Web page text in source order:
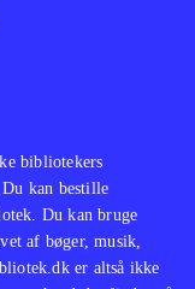
bibliotekers
kan bestille
Du kan bruge
af bøger, musik,
er altså ikke